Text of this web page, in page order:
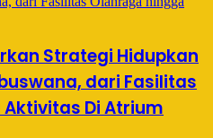
Strategi Hidupkan
dari Fasilitas
Di Atrium